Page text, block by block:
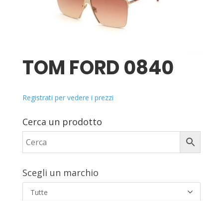
TOM FORD 0840
Registrati per vedere i prezzi
Cerca un prodotto
Scegli un marchio
Tutte